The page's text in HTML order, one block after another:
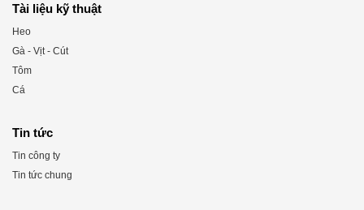
Tài liệu kỹ thuật
Heo
Gà - Vịt - Cút
Tôm
Cá
Tin tức
Tin công ty
Tin tức chung